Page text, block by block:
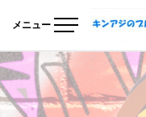
ン
へ
ス
メニュー
キン
Unreal